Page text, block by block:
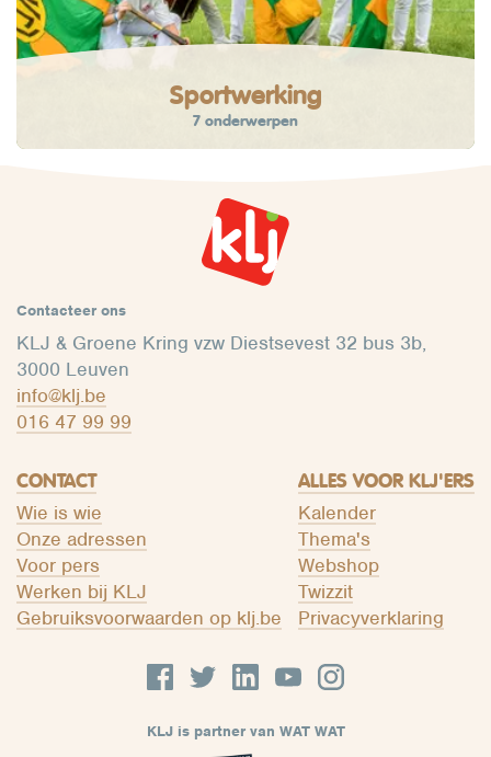
Sportwerking
7 onderwerpen
Contacteer ons
KLJ & Groene Kring vzw Diestsevest 32 bus 3b,
3000 Leuven
info@klj.be​
016 47 99 99
CONTACT
Wie is wie
Onze adressen
Voor pers
Werken bij KLJ
Gebruiksvoorwaarden op klj.be
ALLES VOOR KLJ'ERS
Kalender
Thema's
Webshop
Twizzit
Privacyverklaring
KLJ is partner van WAT WAT